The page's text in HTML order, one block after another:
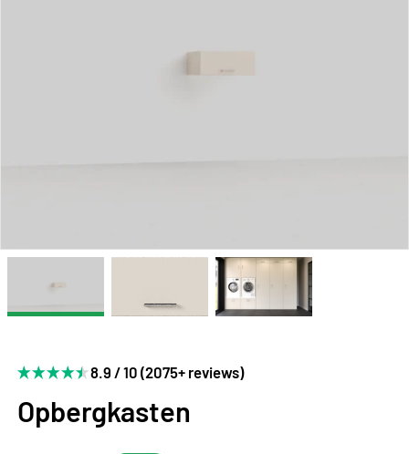
8.9 / 10 (2075+ reviews)
Opbergkasten